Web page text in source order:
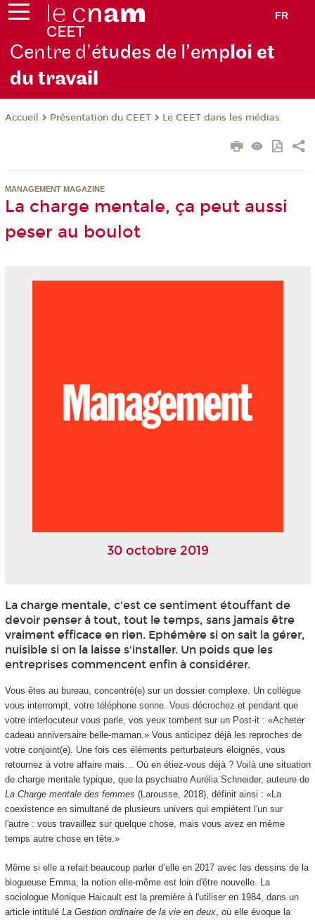
FR
Centre d’études de l’emploi et
du travail
Accueil Présentation du CEET Le CEET dans les médias
MANAGEMENT MAGAZINE
La charge mentale, ça peut aussi
peser au boulot
30 octobre 2019
La charge mentale, c'est ce sentiment étouffant de
devoir penser à tout, tout le temps, sans jamais être
vraiment efficace en rien. Ephémère si on sait la gérer,
nuisible si on la laisse s'installer. Un poids que les
entreprises commencent enfin à considérer.
Vous êtes au bureau, concentré(e) sur un dossier complexe. Un collègue
vous interrompt, votre téléphone sonne. Vous décrochez et pendant que
votre interlocuteur vous parle, vos yeux tombent sur un Post-it : «Acheter
cadeau anniversaire belle-maman.» Vous anticipez déjà les reproches de
votre conjoint(e). Une fois ces éléments perturbateurs éloignés, vous
retournez à votre affaire mais… Où en étiez-vous déjà ? Voilà une situation
de charge mentale typique, que la psychiatre Aurélia Schneider, auteure de
La Charge mentale des femmes (Larousse, 2018), définit ainsi : «La
coexistence en simultané de plusieurs univers qui empiètent l'un sur
l'autre : vous travaillez sur quelque chose, mais vous avez en même
temps autre chose en tête.»
Même si elle a refait beaucoup parler d’elle en 2017 avec les dessins de la
blogueuse Emma, la notion elle-même est loin d'être nouvelle. La
sociologue Monique Haicault est la première à l'utiliser en 1984, dans un
article intitulé La Gestion ordinaire de la vie en deux, où elle évoque la